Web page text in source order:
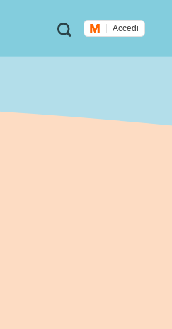
Metanavigazione
Ricerca Accedi